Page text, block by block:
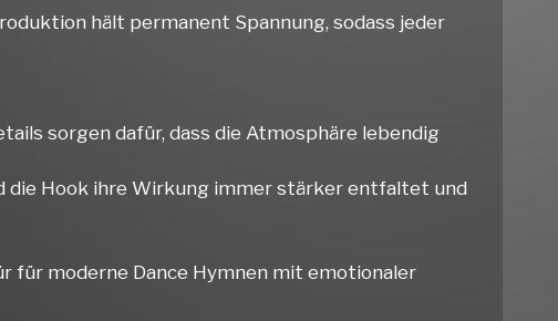
hält permanent Spannung, sodass jeder
sorgen dafür, dass die Atmosphäre lebendig
Hook ihre Wirkung immer stärker entfaltet und
für moderne Dance Hymnen mit emotionaler